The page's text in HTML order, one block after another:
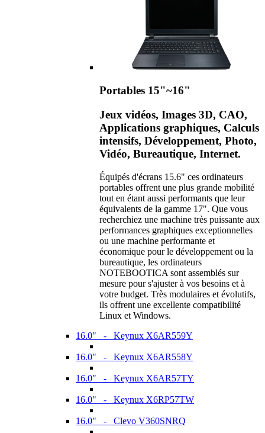
Portables 15"~16"
Jeux vidéos, Images 3D, CAO,
Applications graphiques, Calculs
intensifs, Développement, Photo,
Vidéo, Bureautique, Internet.
Équipés d'écrans 15.6" ces ordinateurs
portables offrent une plus grande mobilité
tout en étant aussi performants que leur
équivalents de la gamme 17". Que vous
recherchiez une machine très puissante aux
performances graphiques exceptionnelles
ou une machine performante et
économique pour le développement ou la
bureautique, les ordinateurs
NOTEBOOTICA sont assemblés sur
mesure pour s'ajuster à vos besoins et à
votre budget. Très modulaires et évolutifs,
ils offrent une excellente compatibilité
Linux et Windows.
16.0" - Keynux X6AR559Y
16.0" - Keynux X6AR558Y
16.0" - Keynux X6AR57TY
16.0" - Keynux X6RP57TW
16.0" - Clevo V360SNRQ